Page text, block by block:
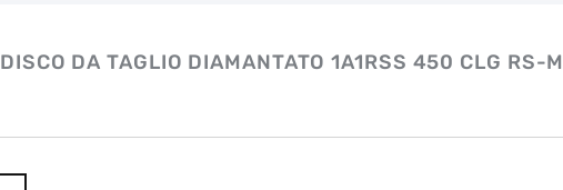
DISCO DA TAGLIO DIAMANTATO 1A1RSS 450 CLG RS-M